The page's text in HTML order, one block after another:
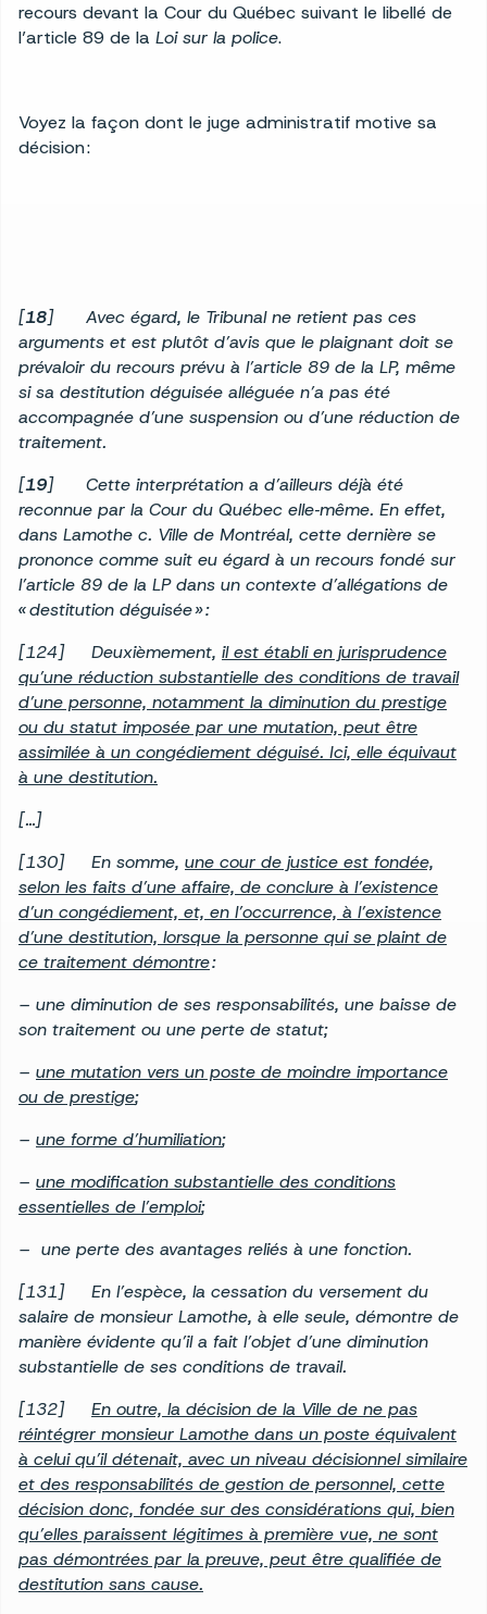
recours devant la Cour du Québec suivant le libellé de
l’article 89 de la Loi sur la police.
Voyez la façon dont le juge administratif motive sa
décision :
[18] Avec égard, le Tribunal ne retient pas ces
arguments et est plutôt d’avis que le plaignant doit se
prévaloir du recours prévu à l’article 89 de la LP, même
si sa destitution déguisée alléguée n’a pas été
accompagnée d’une suspension ou d’une réduction de
traitement.
[19] Cette interprétation a d’ailleurs déjà été
reconnue par la Cour du Québec elle‑même. En effet,
dans Lamothe c. Ville de Montréal, cette dernière se
prononce comme suit eu égard à un recours fondé sur
l’article 89 de la LP dans un contexte d’allégations de
« destitution déguisée » :
[124] Deuxièmement, il est établi en jurisprudence
qu’une réduction substantielle des conditions de travail
d’une personne, notamment la diminution du prestige
ou du statut imposée par une mutation, peut être
assimilée à un congédiement déguisé. Ici, elle équivaut
à une destitution.
[…]
[130] En somme, une cour de justice est fondée,
selon les faits d’une affaire, de conclure à l’existence
d’un congédiement, et, en l’occurrence, à l’existence
d’une destitution, lorsque la personne qui se plaint de
ce traitement démontre:
– une diminution de ses responsabilités, une baisse de
son traitement ou une perte de statut;
– une mutation vers un poste de moindre importance
ou de prestige;
– une forme d’humiliation;
– une modification substantielle des conditions
essentielles de l’emploi;
– une perte des avantages reliés à une fonction.
[131] En l’espèce, la cessation du versement du
salaire de monsieur Lamothe, à elle seule, démontre de
manière évidente qu’il a fait l’objet d’une diminution
substantielle de ses conditions de travail.
[132] En outre, la décision de la Ville de ne pas
réintégrer monsieur Lamothe dans un poste équivalent
à celui qu’il détenait, avec un niveau décisionnel similaire
et des responsabilités de gestion de personnel, cette
décision donc, fondée sur des considérations qui, bien
qu’elles paraissent légitimes à première vue, ne sont
pas démontrées par la preuve, peut être qualifiée de
destitution sans cause.